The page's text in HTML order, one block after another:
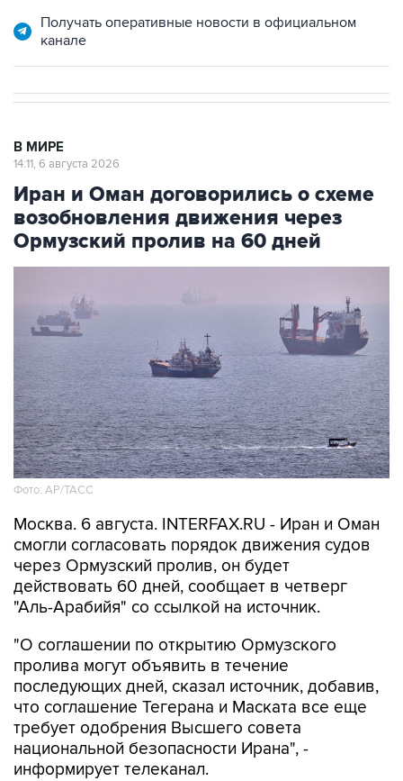
Получать оперативные новости в официальном
канале
В МИРЕ
14:11, 6 августа 2026
Иран и Оман договорились о схеме
возобновления движения через
Ормузский пролив на 60 дней
Фото: AP/ТАСС
Москва. 6 августа. INTERFAX.RU - Иран и Оман
смогли согласовать порядок движения судов
через Ормузский пролив, он будет
действовать 60 дней, сообщает в четверг
"Аль-Арабийя" со ссылкой на источник.
"О соглашении по открытию Ормузского
пролива могут объявить в течение
последующих дней, сказал источник, добавив,
что соглашение Тегерана и Маската все еще
требует одобрения Высшего совета
национальной безопасности Ирана", -
информирует телеканал.